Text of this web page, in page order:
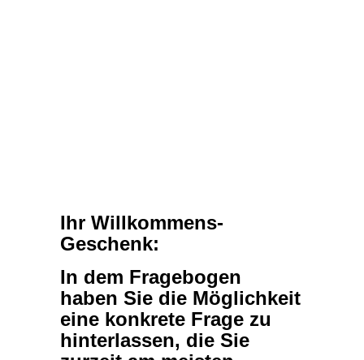
In dem Fragebogen
haben Sie die Möglichkeit
eine konkrete Frage zu
hinterlassen, die Sie
zurzeit am meisten
beschäftigt.
Alszertifizierter